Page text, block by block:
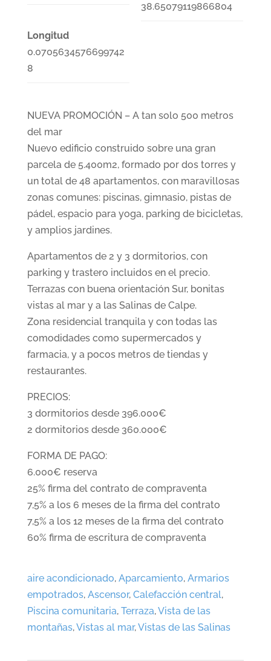
38.65079119866804
Longitud
0.0705634576699742
8
NUEVA PROMOCIÓN – A tan solo 500 metros
del mar
Nuevo edificio construido sobre una gran
parcela de 5.400m2, formado por dos torres y
un total de 48 apartamentos, con maravillosas
zonas comunes: piscinas, gimnasio, pistas de
pádel, espacio para yoga, parking de bicicletas,
y amplios jardines.
Apartamentos de 2 y 3 dormitorios, con
parking y trastero incluidos en el precio.
Terrazas con buena orientación Sur, bonitas
vistas al mar y a las Salinas de Calpe.
Zona residencial tranquila y con todas las
comodidades como supermercados y
farmacia, y a pocos metros de tiendas y
restaurantes.
PRECIOS:
3 dormitorios desde 396.000€
2 dormitorios desde 360.000€
FORMA DE PAGO:
6.000€ reserva
25% firma del contrato de compraventa
7,5% a los 6 meses de la firma del contrato
7,5% a los 12 meses de la firma del contrato
60% firma de escritura de compraventa
aire acondicionado, Aparcamiento, Armarios
empotrados, Ascensor, Calefacción central,
Piscina comunitaria, Terraza,Vista de las
montañas,Vistas al mar,Vistas de las Salinas